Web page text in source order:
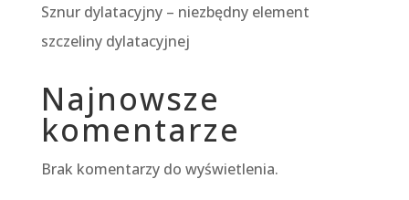
Sznur dylatacyjny – niezbędny element
szczeliny dylatacyjnej
Najnowsze
komentarze
Brak komentarzy do wyświetlenia.